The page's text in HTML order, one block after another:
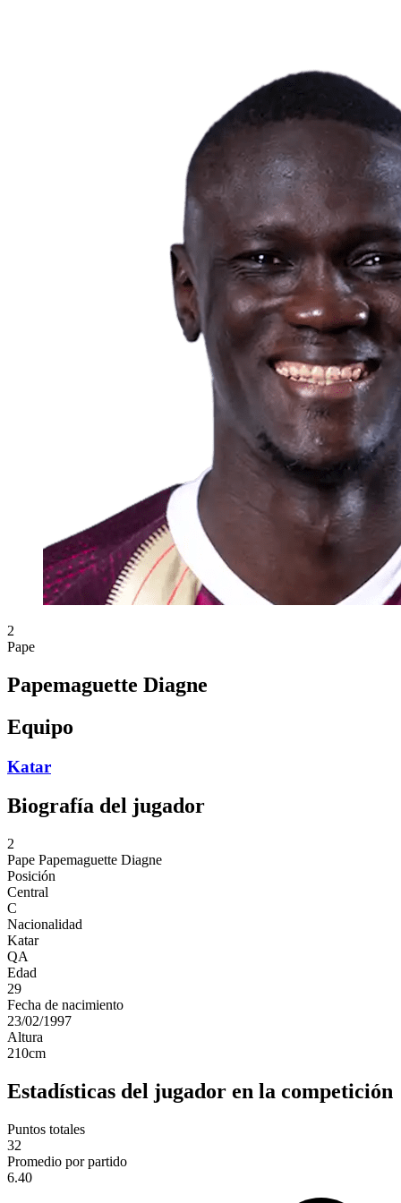
2
Pape
Papemaguette Diagne
Equipo
Katar
Biografía del jugador
2
Pape Papemaguette Diagne
Posición
Central
C
Nacionalidad
Katar
QA
Edad
29
Fecha de nacimiento
23/02/1997
Altura
210cm
Estadísticas del jugador en la competición
Puntos totales
32
Promedio por partido
6.40